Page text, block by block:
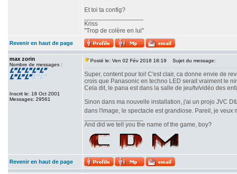
Et toi ta config?
Kriss
"Trop de colère en lui"
Revenir en haut de page
max zorin
Nombre de messages :
Inscrit le: 18 Oct 2001
Messages: 29561
Posté le: Ven 02 Fév 2018 18:19 Sujet du message:
Super, content pour toi! C'est clair, ca donne envie de
crois que Panasonic en techno LED serait vraiment le
Cela dit, le pana est dans la salle de jeu/tv/vidéo des
Sinon dans ma nouvelle installation, j'ai un projo JVC
dans l'image, le spectacle est grandiose. Pareil, je veux
And did we tell you the name of the game, boy?
Revenir en haut de page